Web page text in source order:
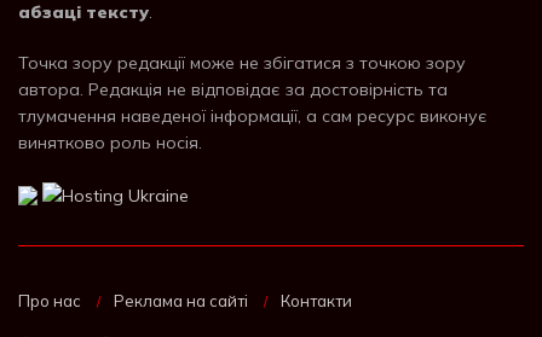
абзаці тексту.
Точка зору редакції може не збігатися з точкою зору
автора. Редакція не відповідає за достовірність та
тлумачення наведеної інформації, а сам ресурс виконує
винятково роль носія.
Про нас Реклама на сайті Контакти